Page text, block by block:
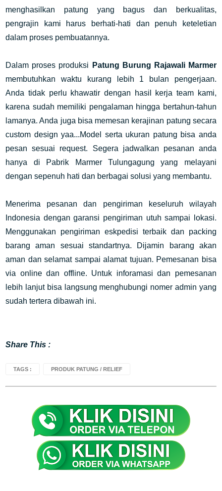
menghasilkan patung yang bagus dan berkualitas,
pengrajin kami harus berhati-hati dan penuh keteletian
dalam proses pembuatannya.
Dalam proses produksi
Patung Burung Rajawali Marmer
membutuhkan waktu kurang lebih 1 bulan pengerjaan.
Anda tidak perlu khawatir dengan hasil kerja team kami,
karena sudah memiliki pengalaman hingga bertahun-tahun
lamanya. Anda juga bisa memesan kerajinan patung secara
custom design yaa...Model serta ukuran patung bisa anda
pesan sesuai request. Segera jadwalkan pesanan anda
hanya di Pabrik Marmer Tulungagung yang melayani
dengan sepenuh hati dan berbagai solusi yang membantu.
Menerima pesanan dan pengiriman keseluruh wilayah
Indonesia dengan garansi pengiriman utuh sampai lokasi.
Menggunakan pengiriman eskpedisi terbaik dan packing
barang aman sesuai standartnya. Dijamin barang akan
aman dan selamat sampai alamat tujuan. Pemesanan bisa
via online dan offline. Untuk inforamasi dan pemesanan
lebih lanjut bisa langsung menghubungi nomer admin yang
sudah tertera dibawah ini.
Share This :
TAGS : PRODUK PATUNG / RELIEF